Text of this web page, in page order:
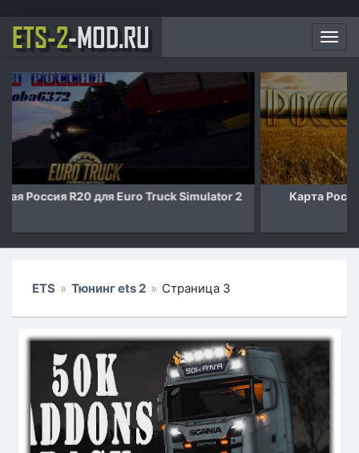
ETS-2-MOD.RU
Карта Российские просторы v7.1 для Euro Truck
ETS » Тюнинг ets 2 » Страница 3